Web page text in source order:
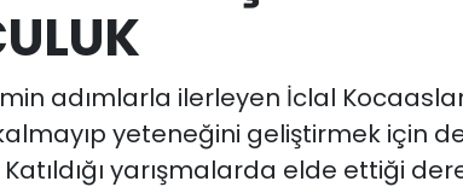
adımlarla ilerleyen İclal
yeteneğini geliştirmek için
yarışmalarda elde ettiği